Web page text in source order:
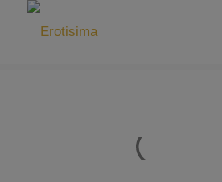
Usted está aquí: Inicio
Sales de Baño y Cartas Impermeables Foreplay